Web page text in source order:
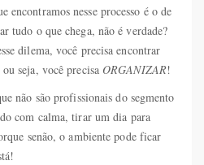
nesse processo é o de
tudo o que chega, não é verdade?
dilema, você precisa encontrar
seja, você precisa ORGANIZAR!
não são profissionais do segmento
com calma, tirar um dia para
senão, o ambiente pode ficar